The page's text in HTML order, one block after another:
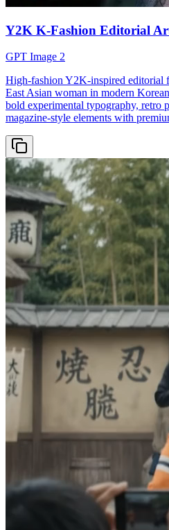
Y2K K-Fashion Editorial
GPT Image 2
High-fashion Y2K-inspired editorial
East Asian woman in modern
bold experimental typography, retro
magazine-style elements with